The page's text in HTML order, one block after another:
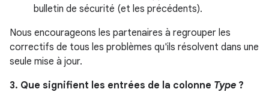
bulletin de sécurité (et les précédents).
Nous encourageons les partenaires à regrouper les
correctifs de tous les problèmes qu'ils résolvent dans une
seule mise à jour.
3. Que signifient les entrées de la colonne Type ?